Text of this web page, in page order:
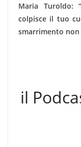
Maria Turoldo:
colpisce il tuo
smarrimento non
il